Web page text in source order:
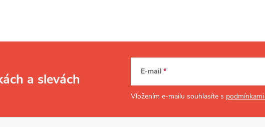
a slevách E-mail
Vložením e-mailu souhlasíte s